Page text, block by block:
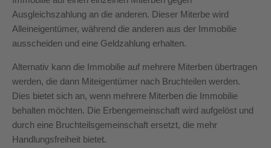
Ausgleichszahlung an die anderen. Dieser Miterbe wird
Alleineigentümer, während die anderen aus der Immobilie
ausscheiden und eine Geldzahlung erhalten.
Alternativ kann die Immobilie auf mehrere Miterben übertragen
werden, die dann Miteigentümer nach Bruchteilen werden.
Dies bietet sich an, wenn mehrere Miterben die Immobilie
behalten möchten. Die Erbengemeinschaft wird aufgelöst und
durch eine Bruchteilsgemeinschaft ersetzt, die mehr
Handlungsfreiheit bietet.